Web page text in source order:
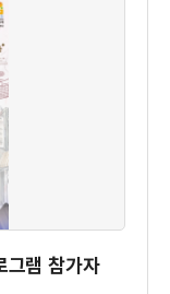
그램 참가자